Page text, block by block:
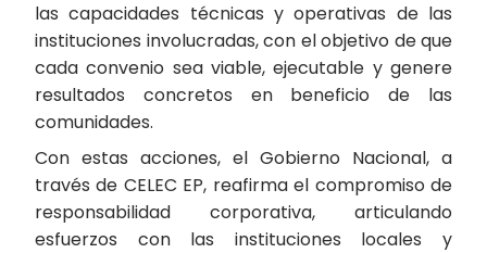
las capacidades técnicas y operativas de las
instituciones involucradas, con el objetivo de que
cada convenio sea viable, ejecutable y genere
resultados concretos en beneficio de las
comunidades.
Con estas acciones, el Gobierno Nacional, a
través de CELEC EP, reafirma el compromiso de
responsabilidad corporativa, articulando
esfuerzos con las instituciones locales y